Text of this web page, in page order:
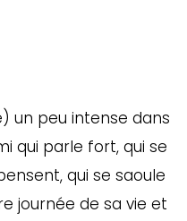
un peu intense dans
qui parle fort, qui se
qui se saoule
journée de sa vie et